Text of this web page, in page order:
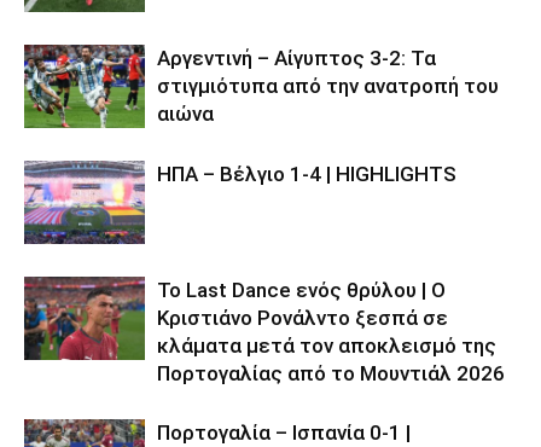
Αργεντινή – Αίγυπτος 3-2: Τα
στιγμιότυπα από την ανατροπή του
αιώνα
ΗΠΑ – Βέλγιο 1-4 | HIGHLIGHTS
Το Last Dance ενός θρύλου | Ο
Κριστιάνο Ρονάλντο ξεσπά σε
κλάματα μετά τον αποκλεισμό της
Πορτογαλίας από το Μουντιάλ 2026
Πορτογαλία – Ισπανία 0-1 |